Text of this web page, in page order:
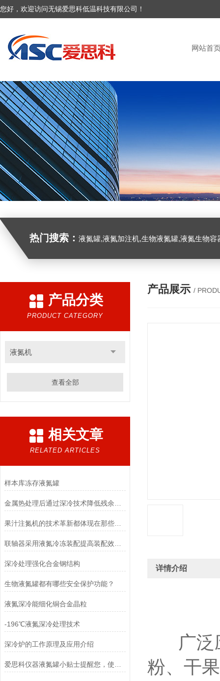
您好，欢迎访问无锡爱思科低温科技有限公司！
网站首
热门搜索： 液氮罐,液氮加注机,生物液氮罐,液氮生物容器,
产品分类
PRODUCT CATEGORY
液氮机
查看全部
相关文章
RELATED ARTICLES
样本库冻存液氮罐
果汁注氮机的技术革新都体现在那些方面呢
深冷处理强化合金钢结构
生物液氮罐都有哪些安全保护功能？
液氮深冷能细化铜合金晶粒
-196℃液氮深冷处理技术
深冷炉的工作原理及应用介绍
产品展示 /
详情介绍
广泛应
粉、干